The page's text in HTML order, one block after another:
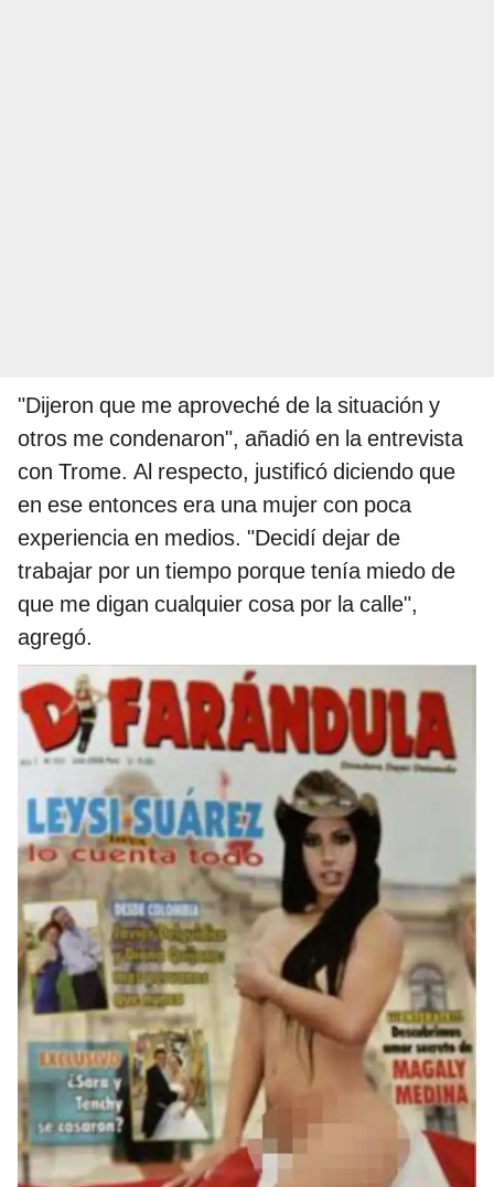
"Dijeron que me aproveché de la situación y
otros me condenaron", añadió en la entrevista
con Trome. Al respecto, justificó diciendo que
en ese entonces era una mujer con poca
experiencia en medios. "Decidí dejar de
trabajar por un tiempo porque tenía miedo de
que me digan cualquier cosa por la calle",
agregó.